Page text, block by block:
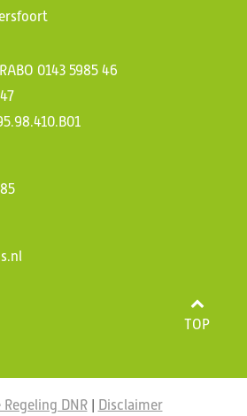
0143 5985 46
TOP
Regeling DNR| Disclaimer